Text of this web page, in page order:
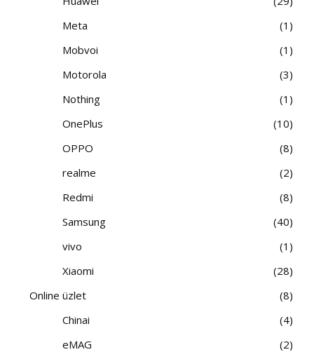
Meta
1
Mobvoi
1
Motorola
3
Nothing
1
OnePlus
10
OPPO
8
realme
2
Redmi
8
Samsung
40
vivo
1
Xiaomi
28
Online üzlet
8
Chinai
4
eMAG
2